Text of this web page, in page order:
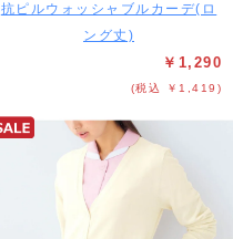
抗ピルウォッシャブルカーデ(ロ
ング丈)
￥1,290
(税込 ￥1,419)